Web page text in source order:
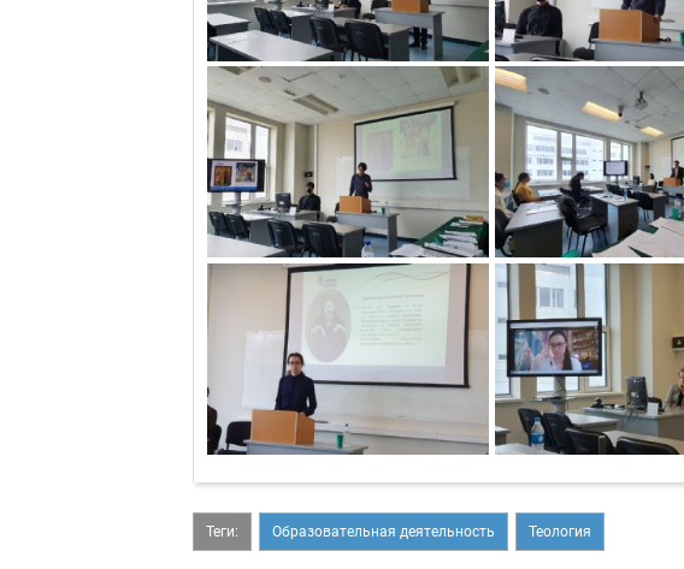
Теги: Образовательная деятельность Теология